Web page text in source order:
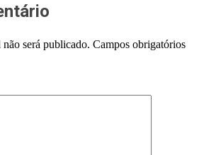
será publicado. Campos obrigatórios